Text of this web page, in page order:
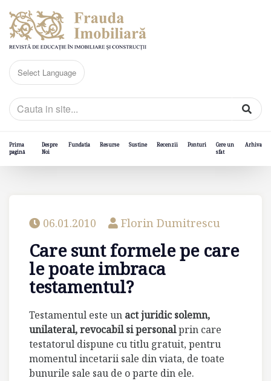
Prima
pagină
Despre
Noi
Fundatia Resurse Sustine Recenzii Ponturi
Cere un
sfat
Arhiva
06.01.2010 Florin Dumitrescu
Care sunt formele pe care
le poate imbraca
testamentul?
Testamentul este un act juridic solemn,
unilateral, revocabil si personalprin care
testatorul dispune cu titlu gratuit, pentru
momentul incetarii sale din viata, de toate
bunurile sale sau de o parte din ele.